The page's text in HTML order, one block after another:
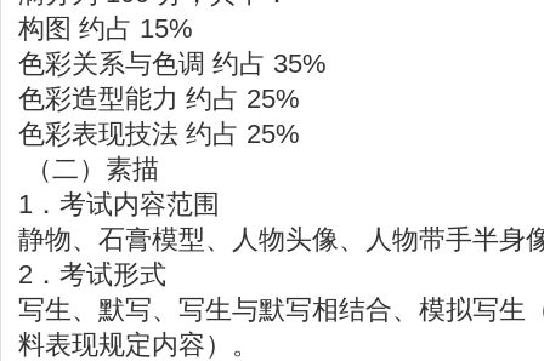
构图 约占 15%
色彩关系与色调 约占 35%
色彩造型能力 约占 25%
色彩表现技法 约占 25%
（二）素描
1．考试内容范围
静物、石膏模型、人物头像、人物带手半身
2．考试形式
写生、默写、写生与默写相结合、模拟写生
料表现规定内容）。